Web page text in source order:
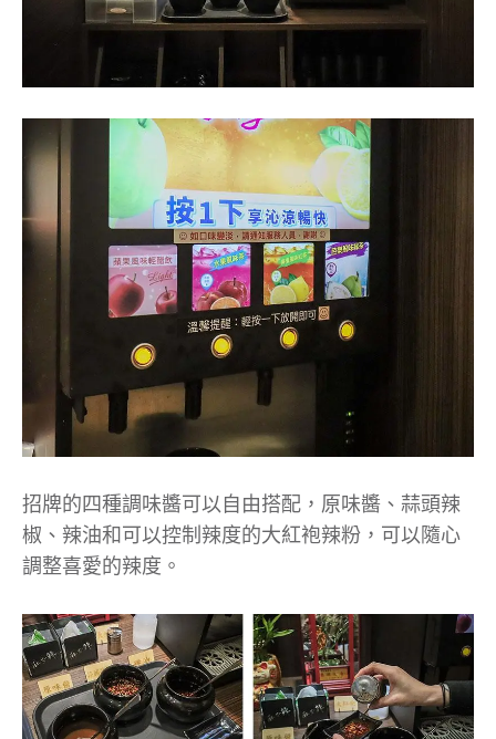
招牌的四種調味醬可以自由搭配，原味醬、蒜頭辣
椒、辣油和可以控制辣度的大紅袍辣粉，可以隨心
調整喜愛的辣度。